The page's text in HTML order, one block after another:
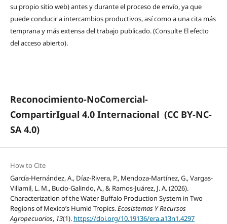
su propio sitio web) antes y durante el proceso de envío, ya que
puede conducir a intercambios productivos, así como a una cita más
temprana y más extensa del trabajo publicado. (Consulte El efecto
del acceso abierto).
Reconocimiento-NoComercial-
CompartirIgual 4.0 Internacional (CC BY-NC-
SA 4.0)
How to Cite
García-Hernández, A., Díaz-Rivera, P., Mendoza-Martínez, G., Vargas-
Villamil, L. M., Bucio-Galindo, A., & Ramos-Juárez, J. A. (2026).
Characterization of the Water Buffalo Production System in Two
Regions of Mexico’s Humid Tropics.Ecosistemas Y Recursos
Agropecuarios, 13(1). https://doi.org/10.19136/era.a13n1.4297